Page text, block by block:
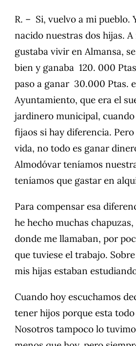
R. – Si, vuelvo a mi pueblo.
nacido nuestras dos hijas.
gustaba vivir en Almansa,
bien y ganaba 120. 000
paso a ganar 30.000 Ptas.
Ayuntamiento, que era el
jardinero municipal,
fijaos si hay diferencia.
vida, no todo es ganar
Almodóvar teníamos
teníamos que gastar en
Para compensar esa
he hecho muchas
donde me llamaban, por
que tuviese el trabajo.
mis hijas estaban
Cuando hoy escuchamos
tener hijos porque esta todo
Nosotros tampoco lo